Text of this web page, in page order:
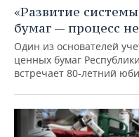
«Развитие
бумаг — процесс
Один из основателей
ценных бумаг
встречает 80-летний